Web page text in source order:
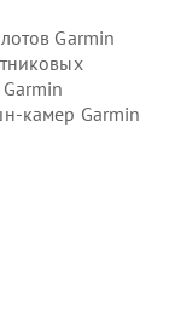
Garmin
камер Garmin